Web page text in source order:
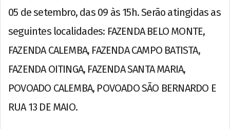
05 de setembro, das 09 às 15h. Serão atingidas as
seguintes localidades: FAZENDA BELO MONTE,
FAZENDA CALEMBA, FAZENDA CAMPO BATISTA,
FAZENDA OITINGA, FAZENDA SANTA MARIA,
POVOADO CALEMBA, POVOADO SÃO BERNARDO E
RUA 13 DE MAIO.